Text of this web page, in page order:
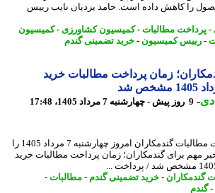
کاهش داده است. حامد یزدیان نایب رییس
مطالبات-کمیسیون کشاورزی- کمیسیون
کمیسیون-خرید تضمینی گندم
زمان پرداخت مطالبات خرید
9 روز پیش - چهارشنبه 7 مرداد 1405، 17:48
آخرین خبر از زمان پرداخت مطالبات گندمکاران امروز چهارشنبه 7 مرداد 1405 را
برای گندمکاران؛ زمان پرداخت مطالبات خرید
- خرید تضمینی گندم-مطالبات-